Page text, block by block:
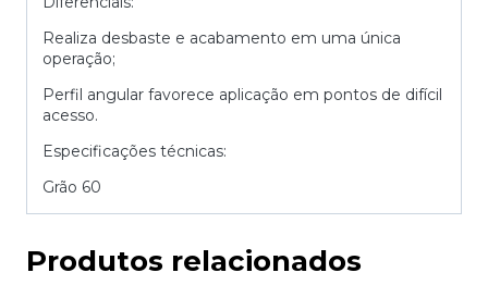
Realiza desbaste e acabamento em uma única
operação;
Perfil angular favorece aplicação em pontos de difícil
acesso.
Especificações técnicas:
Grão 60
Produtos relacionados